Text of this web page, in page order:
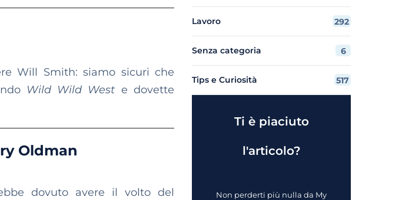
Will Smith: siamo sicuri che
Wild Wild West e dovette
Oldman
dovuto avere il volto del
Lavoro 292
Senza categoria 6
Tips e Curiosità 517
Ti è piaciuto
l'articolo?
Non perderti più nulla da My